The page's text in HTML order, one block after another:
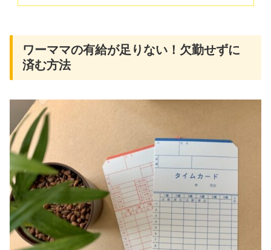
ワーママの有給が足りない！欠勤せずに
済む方法